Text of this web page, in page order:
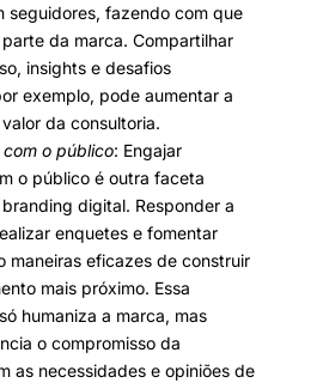
seguidores, fazendo com que
da marca. Compartilhar
insights e desafios
exemplo, pode aumentar a
da consultoria.
o público: Engajar
o público é outra faceta
digital. Responder a
enquetes e fomentar
maneiras eficazes de construir
mais próximo. Essa
humaniza a marca, mas
o compromisso da
as necessidades e opiniões de